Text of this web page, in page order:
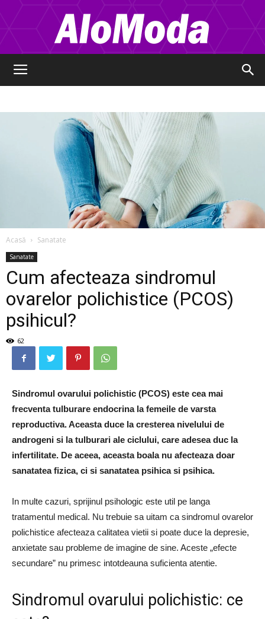
Moda
Acasă Sanatate
Sanatate
Cum afecteaza sindromul
ovarelor polichistice (PCOS)
psihicul?
62
Sindromul ovarului polichistic (PCOS) este cea mai
frecventa tulburare endocrina la femeile de varsta
reproductiva. Aceasta duce la cresterea nivelului de
androgeni si la tulburari ale ciclului, care adesea duc la
infertilitate. De aceea, aceasta boala nu afecteaza doar
sanatatea fizica, ci si sanatatea psihica si psihica.
In multe cazuri, sprijinul psihologic este util pe langa
tratamentul medical. Nu trebuie sa uitam ca sindromul ovarelor
polichistice afecteaza calitatea vietii si poate duce la depresie,
anxietate sau probleme de imagine de sine. Aceste „efecte
secundare” nu primesc intotdeauna suficienta atentie.
Sindromul ovarului polichistic: ce